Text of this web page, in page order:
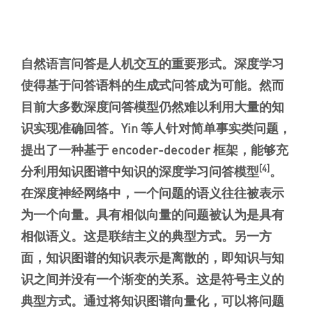
自然语言问答是人机交互的重要形式。深度学习
使得基于问答语料的生成式问答成为可能。然而
目前大多数深度问答模型仍然难以利用大量的知
识实现准确回答。Yin 等人针对简单事实类问题，
提出了一种基于 encoder-decoder 框架，能够充
分利用知识图谱中知识的深度学习问答模型[4]。
在深度神经网络中，一个问题的语义往往被表示
为一个向量。具有相似向量的问题被认为是具有
相似语义。这是联结主义的典型方式。另一方
面，知识图谱的知识表示是离散的，即知识与知
识之间并没有一个渐变的关系。这是符号主义的
典型方式。通过将知识图谱向量化，可以将问题